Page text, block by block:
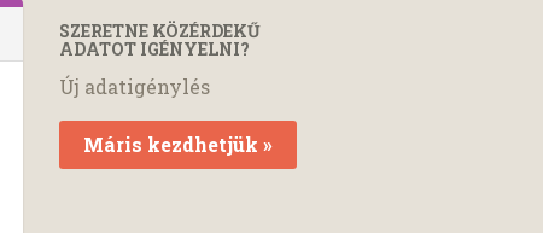
SZERETNE KÖZÉRDEKŰ
ADATOT IGÉNYELNI?
Új adatigénylés
Máris kezdhetjük »